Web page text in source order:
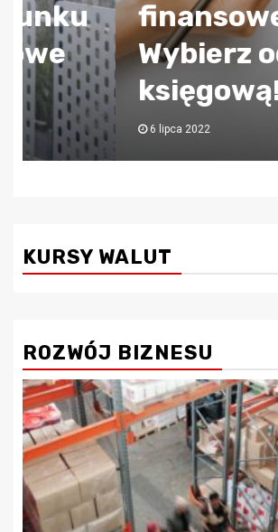
finansowe
Wybierz
księgową!
6 lipca 2022
KURSY WALUT
ROZWÓJ BIZNESU